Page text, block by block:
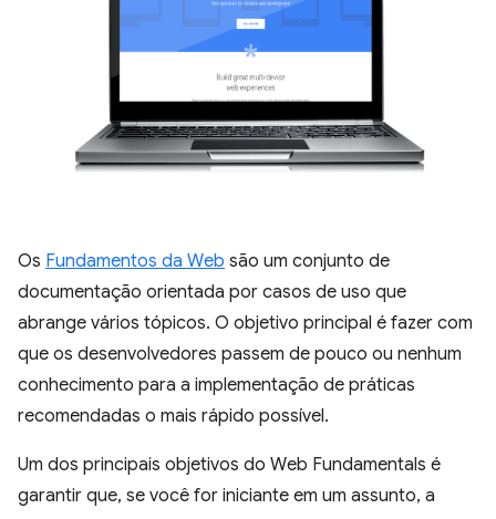
Os Fundamentos da Web são um conjunto de
documentação orientada por casos de uso que
abrange vários tópicos. O objetivo principal é fazer com
que os desenvolvedores passem de pouco ou nenhum
conhecimento para a implementação de práticas
recomendadas o mais rápido possível.
Um dos principais objetivos do Web Fundamentals é
garantir que, se você for iniciante em um assunto, a